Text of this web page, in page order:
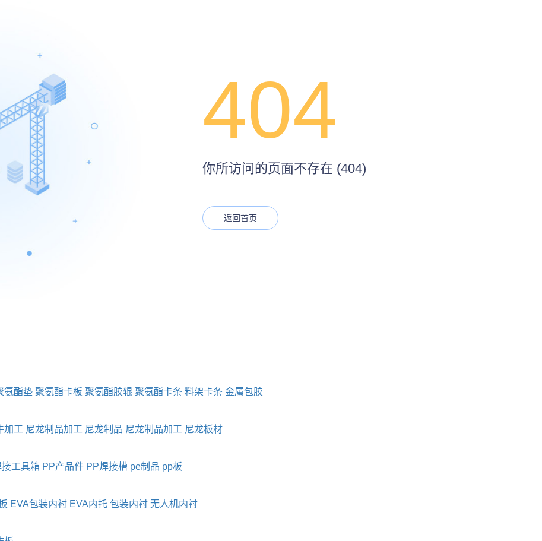
404
你所访问的页面不存在 (404)
返回首页
氨酯垫 聚氨酯卡板 聚氨酯胶辊 聚氨酯卡条 料架卡条 金属包胶
加工 尼龙制品加工 尼龙制品 尼龙制品加工 尼龙板材
接工具箱 PP产品件 PP焊接槽 pe制品 pp板
EVA包装内衬 EVA内托 包装内衬 无人机内衬